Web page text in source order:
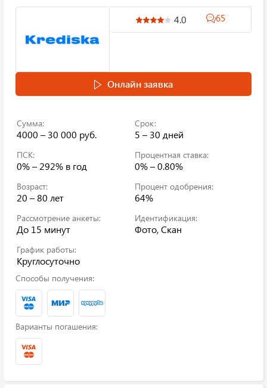
4.0 65
Онлайн заявка
Сумма:
4000 – 30 000 руб.
Срок:
5 – 30 дней
ПСК:
0% – 292% в год
Процентная ставка:
0% – 0.80%
Возраст:
20 – 80 лет
Процент одобрения:
64%
Рассмотрение анкеты:
До 15 минут
Идентификация:
Фото, Скан
График работы:
Круглосуточно
Способы получения:
Варианты погашения: